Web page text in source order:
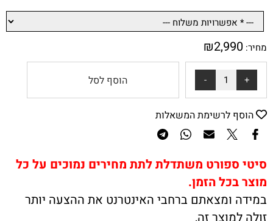
מחיר: ₪2,990
הוסף לסל
הוסף לרשימת המשאלות
סיטי ספורט משתדלת לתת מחירים נמוכים על כל
מוצר בכל הזמן.
במידה ומצאתם ברחבי האינטרנט את ההצעה יותר